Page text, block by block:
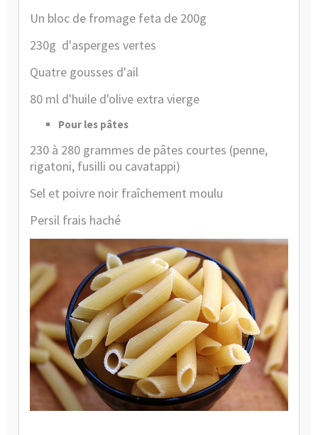
Un bloc de fromage feta de 200g
230g d'asperges vertes
Quatre gousses d'ail
80 ml d'huile d'olive extra vierge
Pour les pâtes
230 à 280 grammes de pâtes courtes (penne,
rigatoni, fusilli ou cavatappi)
Sel et poivre noir fraîchement moulu
Persil frais haché